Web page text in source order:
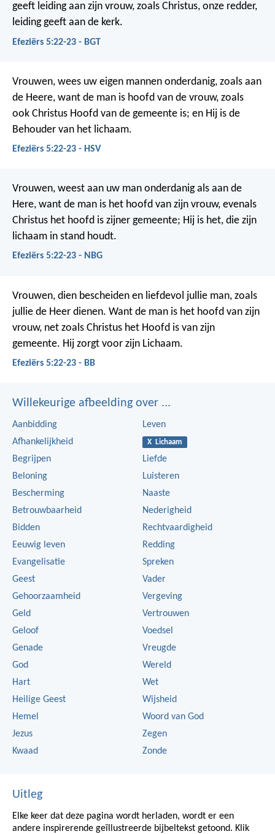
geeft leiding aan zijn vrouw, zoals Christus, onze redder,
leiding geeft aan de kerk.
Efeziërs 5:22-23 - BGT
Vrouwen, wees uw eigen mannen onderdanig, zoals aan
de Heere, want de man is hoofd van de vrouw, zoals
ook Christus Hoofd van de gemeente is; en Hij is de
Behouder van het lichaam.
Efeziërs 5:22-23 - HSV
Vrouwen, weest aan uw man onderdanig als aan de
Here, want de man is het hoofd van zijn vrouw, evenals
Christus het hoofd is zijner gemeente; Hij is het, die zijn
lichaam in stand houdt.
Efeziërs 5:22-23 - NBG
Vrouwen, dien bescheiden en liefdevol jullie man, zoals
jullie de Heer dienen. Want de man is het hoofd van zijn
vrouw, net zoals Christus het Hoofd is van zijn
gemeente. Hij zorgt voor zijn Lichaam.
Efeziërs 5:22-23 - BB
Willekeurige afbeelding over ...
Aanbidding
Afhankelijkheid
Begrijpen
Beloning
Bescherming
Betrouwbaarheid
Bidden
Eeuwig leven
Evangelisatie
Geest
Gehoorzaamheid
Geld
Geloof
Genade
God
Hart
Heilige Geest
Hemel
Jezus
Kwaad
Leven
X Lichaam
Liefde
Luisteren
Naaste
Nederigheid
Rechtvaardigheid
Redding
Spreken
Vader
Vergeving
Vertrouwen
Voedsel
Vreugde
Wereld
Wet
Wijsheid
Woord van God
Zegen
Zonde
Uitleg
Elke keer dat deze pagina wordt herladen, wordt er een
andere inspirerende geïllustreerde bijbeltekst getoond. Klik